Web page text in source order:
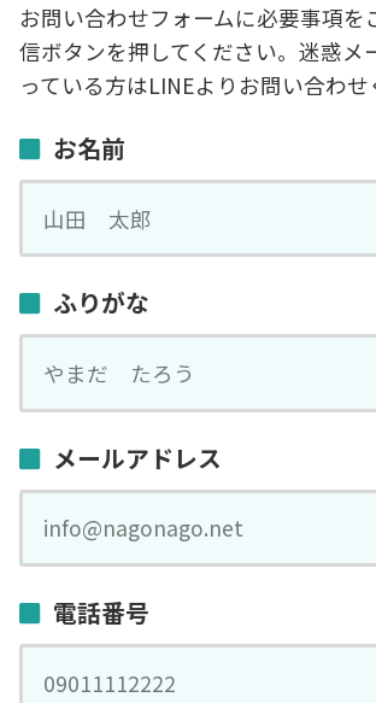
お問い合わせフォームに必要事項を
信ボタンを押してください。迷惑メ
っている方はLINEよりお問い合わせ
お名前
ふりがな
メールアドレス
電話番号